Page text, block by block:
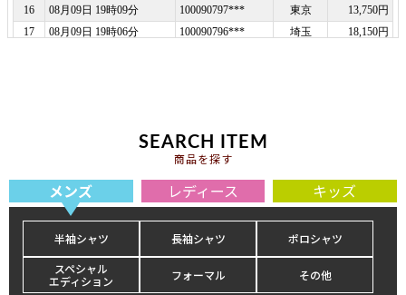
SEARCH ITEM
商品を探す
メンズ レディース キッズ
半袖シャツ 長袖シャツ
ポロシャツ
スペシャル
エディション
フォーマル
その他